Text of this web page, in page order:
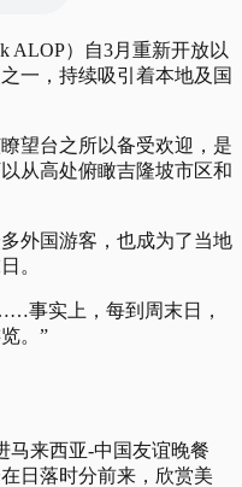
ALOP）自3月重新开放以
一，持续吸引着本地及国
望台之所以备受欢迎，是
从高处俯瞰吉隆坡市区和
外国游客，也成为了当地
。
事实上，每到周末日，
。”
马来西亚-中国友谊晚餐
日落时分前来，欣赏美